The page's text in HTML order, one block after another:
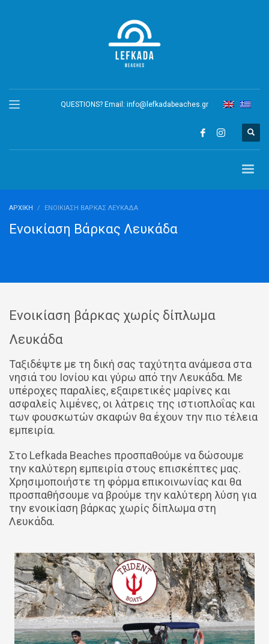
QUESTIONS? Email: info@lefkadabeaches.gr
ΑΡΧΙΚΉ ΕΝΟΙΚΊΑΣΗ ΒΆΡΚΑΣ ΛΕΥΚΆΔΑ
Ενοικίαση Βάρκας Λευκάδα
Ενοικίαση βάρκας χωρίς δίπλωμα
Λευκάδα
Ταξιδέψτε με τη δική σας ταχύτητα ανάμεσα στα
νησιά του Ιονίου και γύρω από την Λευκάδα. Με
υπέροχες παραλίες, εξαιρετικές μαρίνες και
ασφαλείς λιμένες, οι λάτρεις της ιστιοπλοΐας και
των φουσκωτών σκαφών θα έχουν την πιο τέλεια
εμπειρία.
Στο Lefkada Beaches προσπαθούμε να δώσουμε
την καλύτερη εμπειρία στους επισκέπτες μας.
Χρησιμοποιήστε τη φόρμα επικοινωνίας και θα
προσπαθήσουμε να βρούμε την καλύτερη λύση για
την ενοικίαση βάρκας χωρίς δίπλωμα στη
Λευκάδα.